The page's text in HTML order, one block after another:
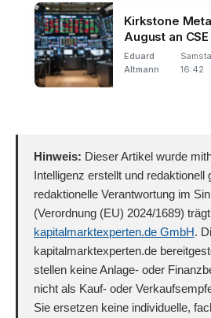
Kirkstone
August an
Eduard
Altmann
16:42
Hinweis: Dieser Artikel wurde
Intelligenz erstellt und redaktionell
redaktionelle Verantwortung im
(Verordnung (EU) 2024/1689)
kapitalmarktexperten.de GmbH.
kapitalmarktexperten.de
stellen keine Anlage- oder
nicht als Kauf- oder
Sie ersetzen keine individuelle,